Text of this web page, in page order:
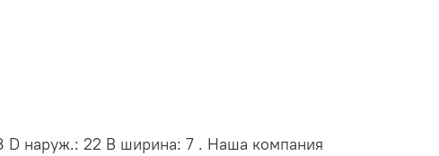
D наруж.: 22 В ширина: 7 . Наша компания